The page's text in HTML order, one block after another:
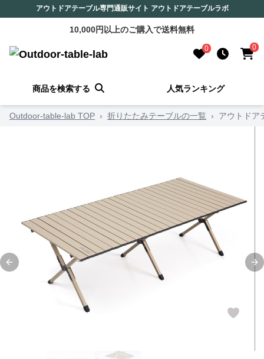
アウトドアテーブル専門通販サイト アウトドアテーブルラボ
10,000円以上のご購入で送料無料
0 0
商品を検索する 人気ランキング
Outdoor-table-lab TOP › 折りたたみテーブルの一覧 › アウトドア
Previous slide